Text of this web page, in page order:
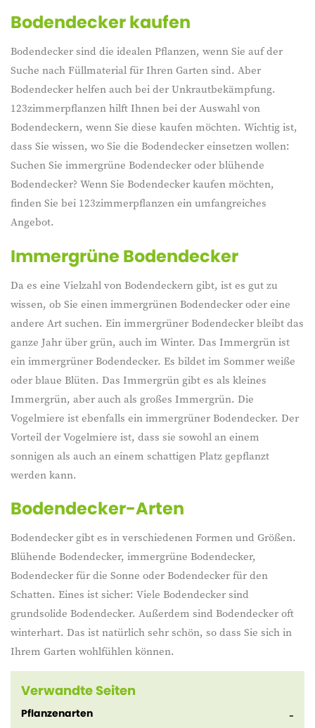
Bodendecker kaufen
Bodendecker sind die idealen Pflanzen, wenn Sie auf der
Suche nach Füllmaterial für Ihren Garten sind. Aber
Bodendecker helfen auch bei der Unkrautbekämpfung.
123zimmerpflanzen hilft Ihnen bei der Auswahl von
Bodendeckern, wenn Sie diese kaufen möchten. Wichtig ist,
dass Sie wissen, wo Sie die Bodendecker einsetzen wollen:
Suchen Sie immergrüne Bodendecker oder blühende
Bodendecker? Wenn Sie Bodendecker kaufen möchten,
finden Sie bei 123zimmerpflanzen ein umfangreiches
Angebot.
Immergrüne Bodendecker
Da es eine Vielzahl von Bodendeckern gibt, ist es gut zu
wissen, ob Sie einen immergrünen Bodendecker oder eine
andere Art suchen. Ein immergrüner Bodendecker bleibt das
ganze Jahr über grün, auch im Winter. Das Immergrün ist
ein immergrüner Bodendecker. Es bildet im Sommer weiße
oder blaue Blüten. Das Immergrün gibt es als kleines
Immergrün, aber auch als großes Immergrün. Die
Vogelmiere ist ebenfalls ein immergrüner Bodendecker. Der
Vorteil der Vogelmiere ist, dass sie sowohl an einem
sonnigen als auch an einem schattigen Platz gepflanzt
werden kann.
Bodendecker-Arten
Bodendecker gibt es in verschiedenen Formen und Größen.
Blühende Bodendecker, immergrüne Bodendecker,
Bodendecker für die Sonne oder Bodendecker für den
Schatten. Eines ist sicher: Viele Bodendecker sind
grundsolide Bodendecker. Außerdem sind Bodendecker oft
winterhart. Das ist natürlich sehr schön, so dass Sie sich in
Ihrem Garten wohlfühlen können.
Verwandte Seiten
Pflanzenarten